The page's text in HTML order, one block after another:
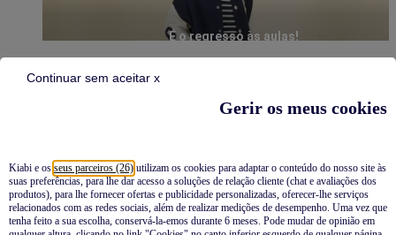
Gerir os meus cookies
Kiabi e os seus parceiros (26) utilizam os cookies para adaptar o conteúdo do nosso site às
suas preferências, para lhe dar acesso a soluções de relação cliente (chat e avaliações dos
produtos), para lhe fornecer ofertas e publicidade personalizadas, oferecer-lhe serviços
relacionados com as redes sociais, além de realizar medições de desempenho. Uma vez que
tenha feito a sua escolha, conservá-la-emos durante 6 meses. Pode mudar de opinião em
Continuar sem aceitar x
É o regresso às aulas!
Pijamas
Novidades